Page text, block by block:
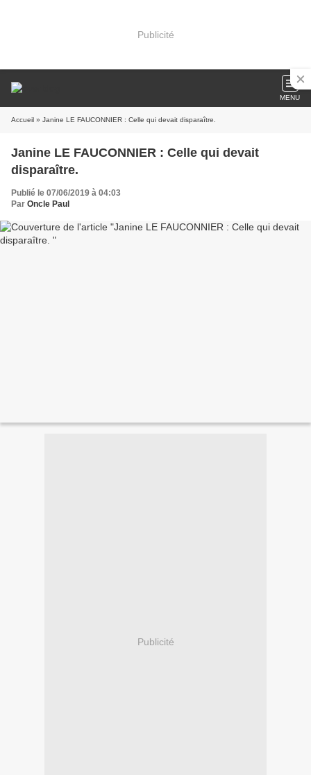
Publicité
MENU
Accueil » Janine LE FAUCONNIER : Celle qui devait disparaître.
Janine LE FAUCONNIER : Celle qui devait
disparaître.
Publié le 07/06/2019 à 04:03
Par Oncle Paul
Publicité